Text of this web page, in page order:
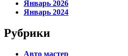
Январь 2026
Январь 2024
Рубрики
Авто мастер